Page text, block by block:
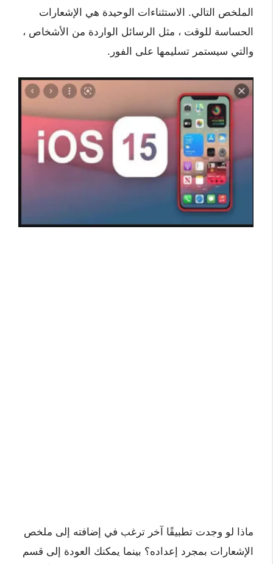
الملخص التالي. الاستثناءات الوحيدة هي الإشعارات
الحساسة للوقت ، مثل الرسائل الواردة من الأشخاص ،
والتي سيستمر تسليمها على الفور.
ماذا لو وجدت تطبيقًا آخر ترغب في إضافته إلى ملخص
الإشعارات بمجرد إعداده؟ بينما يمكنك العودة إلى قسم